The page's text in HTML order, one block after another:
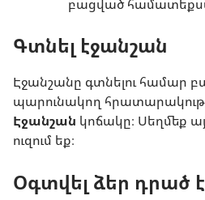
բացված
Գտնել էջանշան
Էջանշանը գտնելու համար
պարունակող
Էջանշան կոճակը։ Սեղմեք
ուզում եք։
Օգտվել ձեր դրած